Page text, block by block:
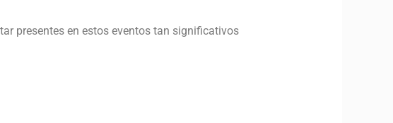
presentes en estos eventos tan significativos